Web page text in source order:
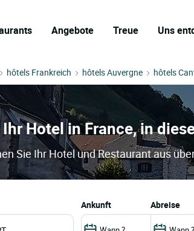
Angebote Treue Uns
hôtels Frankreich hôtels Auvergne hôtels
Hotel in France, in
Sie Ihr Hotel und Restaurant aus
ankunft abreise